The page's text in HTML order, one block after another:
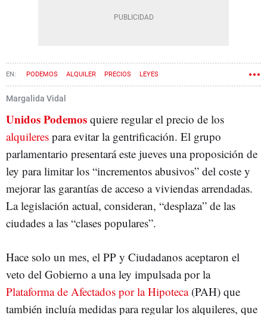
PODEMOS ALQUILER PRECIOS LEYES
Margalida Vidal
Unidos Podemos quiere regular el precio de los
alquileres para evitar la gentrificación. El grupo
parlamentario presentará este jueves una proposición de
ley para limitar los “incrementos abusivos” del coste y
mejorar las garantías de acceso a viviendas arrendadas.
La legislación actual, consideran, “desplaza” de las
ciudades a las “clases populares”.
Hace solo un mes, el PP y Ciudadanos aceptaron el
veto del Gobierno a una ley impulsada por la
Plataforma de Afectados por la Hipoteca(PAH) que
también incluía medidas para regular los alquileres, que